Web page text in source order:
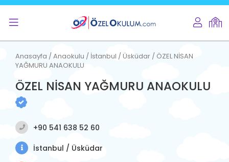
Anasayfa / Anaokulu / İstanbul / Üsküdar / ÖZEL NİSAN
YAĞMURU ANAOKULU
ÖZEL NİSAN YAĞMURU ANAOKULU
+90 541 638 52 60
İstanbul / Üsküdar